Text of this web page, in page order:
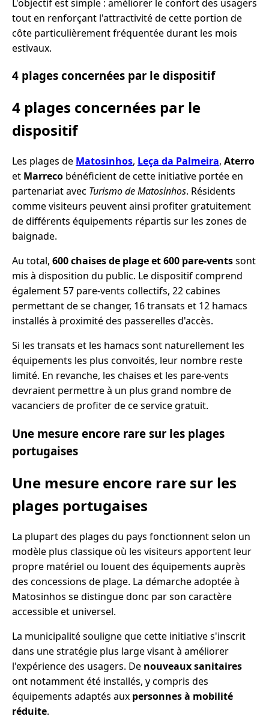
L'objectif est simple : améliorer le confort des usagers
tout en renforçant l'attractivité de cette portion de
côte particulièrement fréquentée durant les mois
estivaux.
4 plages concernées par le dispositif
4 plages concernées par le
dispositif
Les plages de Matosinhos, Leça da Palmeira, Aterro
et Marreco bénéficient de cette initiative portée en
partenariat avec Turismo de Matosinhos. Résidents
comme visiteurs peuvent ainsi profiter gratuitement
de différents équipements répartis sur les zones de
baignade.
Au total, 600 chaises de plage et 600 pare-ventssont
mis à disposition du public. Le dispositif comprend
également 57 pare-vents collectifs, 22 cabines
permettant de se changer, 16 transats et 12 hamacs
installés à proximité des passerelles d'accès.
Si les transats et les hamacs sont naturellement les
équipements les plus convoités, leur nombre reste
limité. En revanche, les chaises et les pare-vents
devraient permettre à un plus grand nombre de
vacanciers de profiter de ce service gratuit.
Une mesure encore rare sur les plages
portugaises
Une mesure encore rare sur les
plages portugaises
La plupart des plages du pays fonctionnent selon un
modèle plus classique où les visiteurs apportent leur
propre matériel ou louent des équipements auprès
des concessions de plage. La démarche adoptée à
Matosinhos se distingue donc par son caractère
accessible et universel.
La municipalité souligne que cette initiative s'inscrit
dans une stratégie plus large visant à améliorer
l'expérience des usagers. De nouveaux sanitaires
ont notamment été installés, y compris des
équipements adaptés aux personnes à mobilité
réduite.